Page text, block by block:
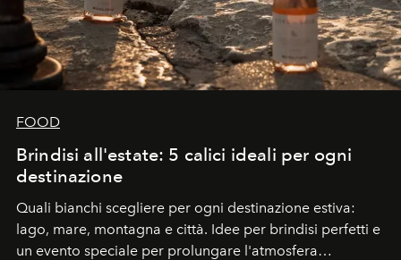
FOOD
Brindisi all'estate: 5 calici ideali per ogni
destinazione
Quali bianchi scegliere per ogni destinazione estiva:
lago, mare, montagna e città. Idee per brindisi perfetti e
un evento speciale per prolungare l'atmosfera